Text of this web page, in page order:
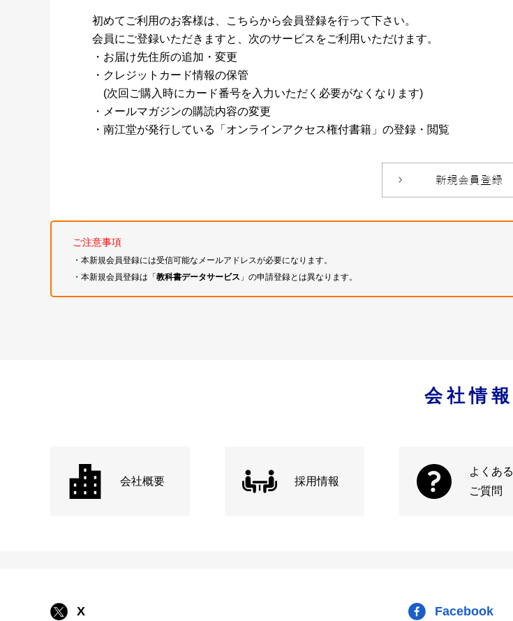
初めてご利用のお客様は、こちらから会員登録を行って下さい。
会員にご登録いただきますと、次のサービスをご利用いただけます。
・お届け先住所の追加・変更
・クレジットカード情報の保管
(次回ご購入時にカード番号を入力いただく必要がなくなります)
・メールマガジンの購読内容の変更
・南江堂が発行している「オンラインアクセス権付書籍」の登録・閲覧
ご注意事項
・本新規会員登録には受信可能なメールアドレスが必要になります。
・本新規会員登録は「教科書データサービス 」の申請登録とは異なります。
会社情報
会社概要 採用情報
よくある
ご質問
X Facebook